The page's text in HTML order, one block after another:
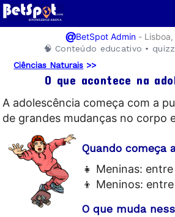
@BetSpot Admin-
🧠 Conteúdo educativo •
Ciências Naturais >>
O que acontece na
A adolescência começa com a
de grandes mudanças no corpo
Quando começa
👧 Meninas:
👦 Meninos:
O que muda